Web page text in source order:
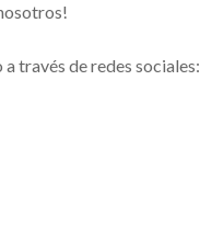
través de redes sociales: